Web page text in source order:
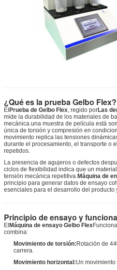
¿Qué es la prueba Gelbo Flex?
ElPrueba de Gelbo Flex, regido porLas
mide la durabilidad de los materiales de
mecánica.una muestra de película está
única de torsión y compresión en
movimiento replica las tensiones
durante el procesamiento, el transporte o
repetidos.
La presencia de agujeros o defectos
ciclos de flexibilidad indica que un
tensión mecánica repetitiva.Máquina de
principio para generar datos de ensayo
esenciales para el desarrollo del producto
Principio de ensayo y
ElMáquina de ensayo Gelbo Flex
combina:
Movimiento de torsión:Rotación de
carrera.
Movimiento horizontal:Un